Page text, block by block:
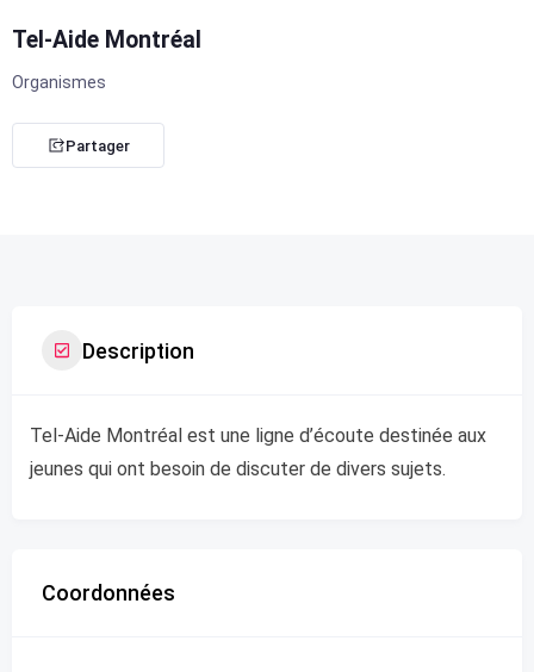
Tel-Aide Montréal
Organismes
Partager
Description
Tel-Aide Montréal est une ligne d’écoute destinée aux
jeunes qui ont besoin de discuter de divers sujets.
Coordonnées